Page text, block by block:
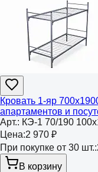
Кровать 1-яр
апартаментов и
Арт.: КЭ-1 70/190
Цена:2 970 ₽
При покупке от 30 шт.:
В корзину